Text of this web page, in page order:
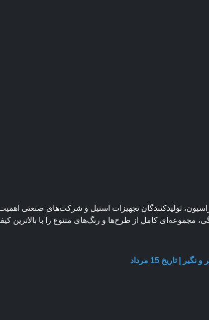
تولیدکنندگان تجهیزات استیل و شرکت‌های صنعتی اهمیت
تاریخ 15 مرداد